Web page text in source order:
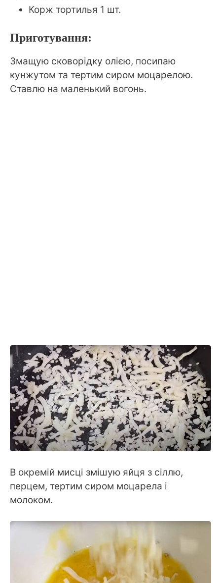
Корж тортилья 1 шт.
Приготування:
Змащую сковорідку олією, посипаю
кунжутом та тертим сиром моцарелою.
Ставлю на маленький вогонь.
В окремій мисці змішую яйця з сіллю,
перцем, тертим сиром моцарела і
молоком.